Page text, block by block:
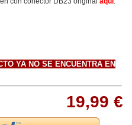
YA NO SE ENCUENTRA EN
19,99 €